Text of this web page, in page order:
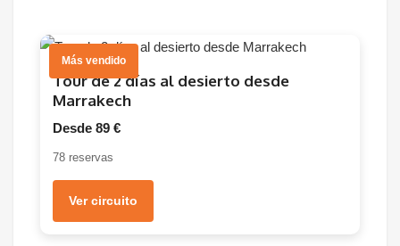
Más vendido
Tour de 2 días al desierto desde
Marrakech
Desde 89 €
78 reservas
Ver circuito